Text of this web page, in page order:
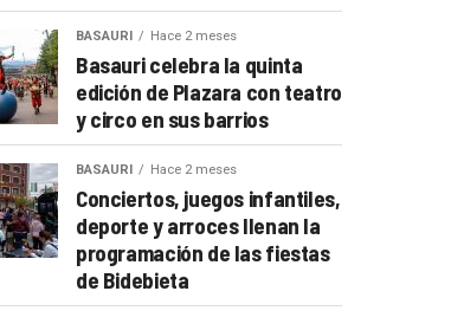
BASAURI Hace 2 meses
Basauri celebra la quinta
edición de Plazara con teatro
y circo en sus barrios
BASAURI Hace 2 meses
Conciertos, juegos infantiles,
deporte y arroces llenan la
programación de las fiestas
de Bidebieta